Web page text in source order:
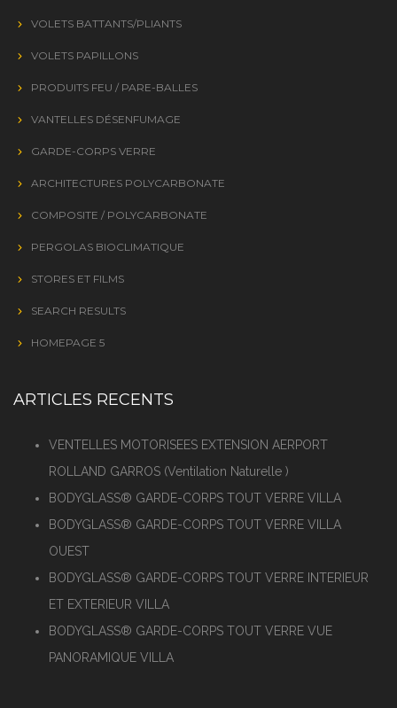
VOLETS BATTANTS/PLIANTS
VOLETS PAPILLONS
PRODUITS FEU / PARE-BALLES
VANTELLES DÉSENFUMAGE
GARDE-CORPS VERRE
ARCHITECTURES POLYCARBONATE
COMPOSITE / POLYCARBONATE
PERGOLAS BIOCLIMATIQUE
STORES ET FILMS
SEARCH RESULTS
HOMEPAGE 5
ARTICLES RECENTS
VENTELLES MOTORISEES EXTENSION AERPORT
ROLLAND GARROS (Ventilation Naturelle )
BODYGLASS® GARDE-CORPS TOUT VERRE VILLA
BODYGLASS® GARDE-CORPS TOUT VERRE VILLA
OUEST
BODYGLASS® GARDE-CORPS TOUT VERRE INTERIEUR
ET EXTERIEUR VILLA
BODYGLASS® GARDE-CORPS TOUT VERRE VUE
PANORAMIQUE VILLA